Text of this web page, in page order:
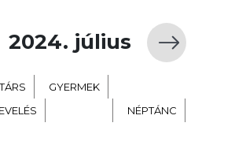
2024. július
GYERMEK
NÉPTÁNC